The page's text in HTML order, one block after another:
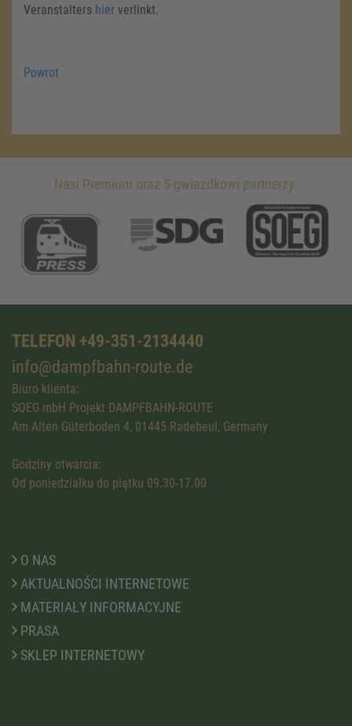
Veranstalters hier verlinkt.
Powrot
Nasi Premium oraz 5-gwiazdkowi partnerzy.
TELEFON +49-351-2134440
info@dampfbahn-route.de
Biuro klienta:
SOEG mbH Projekt DAMPFBAHN-ROUTE
Am Alten Güterboden 4, 01445 Radebeul, Germany
Godziny otwarcia:
Od poniedziałku do piątku 09.30-17.00
O NAS
AKTUALNOŚCI INTERNETOWE
MATERIAŁY INFORMACYJNE
PRASA
SKLEP INTERNETOWY